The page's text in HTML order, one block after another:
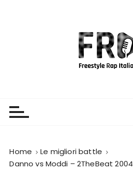
Home
Le migliori battle
Danno vs Moddi – 2TheBeat 2004